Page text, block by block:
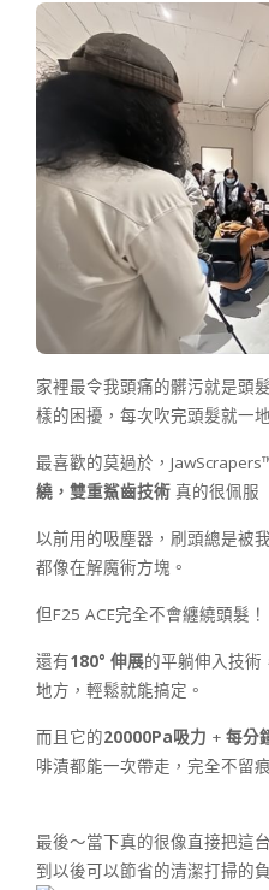
家裡最令我頭痛的髒污就是頭
樣的困擾，每次吹完頭髮就一
最喜歡的莫過於，
繞，雙重鯊齒技術 真的很佩服
以前用的吸塵器，刷頭總是被
都像在解魔術方塊。
但F25 ACE完全不會纏繞頭髮！
還有180° 伸展的平躺伸入技術
地方，輕鬆就能搞定。
而且它的20000Pa吸力 + 每分
啡漬都能一次帶走，完全不留
最後～當下真的很像直接把這
到以後可以節省的清潔打掃的